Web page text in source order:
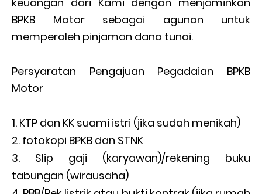
BPKB Motor sebagai agunan untuk
memperoleh pinjaman dana tunai.
Persyaratan Pengajuan Pegadaian BPKB
Motor
KTP dan KK suami istri (jika sudah menikah)
fotokopi BPKB dan STNK
Slip gaji (karyawan)/rekening buku
tabungan (wirausaha)